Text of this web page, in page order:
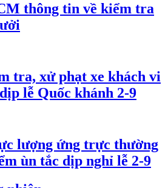
thông tin về kiểm tra
tra, xử phạt xe khách vi
lễ Quốc khánh 2-9
lượng ứng trực thường
ùn tắc dịp nghỉ lễ 2-9